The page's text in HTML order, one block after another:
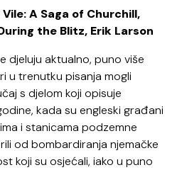
A Saga of Churchill,
the Blitz, Erik Larson
djeluju aktualno, puno više
u trenutku pisanja mogli
s djelom koji opisuje
kada su engleski građani
i stanicama podzemne
od bombardiranja njemačke
koji su osjećali, iako u puno